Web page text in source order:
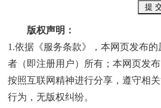
版权声明：
1.依据《服务条款》，本网页发布
者（即注册用户）所有；本网页发
按照互联网精神进行分享，遵守相
行为，无版权纠纷。